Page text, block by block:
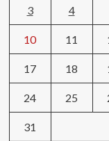
3 4
10 11
17 18
24 25
31